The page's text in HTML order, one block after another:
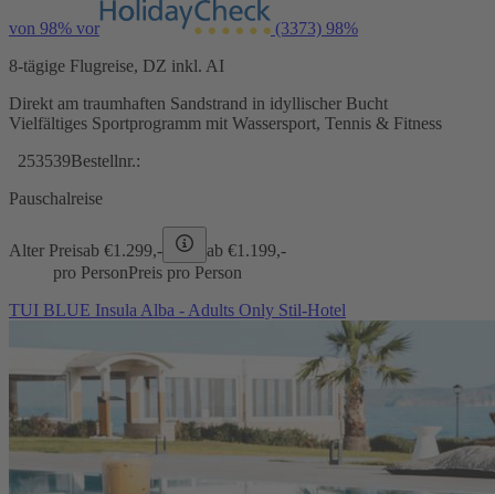
von 98% vor (3373) 98%
8-tägige Flugreise, DZ inkl. AI
Direkt am traumhaften Sandstrand in idyllischer Bucht
Vielfältiges Sportprogramm mit Wassersport, Tennis & Fitness
253539Bestellnr.:
Pauschalreise
Alter Preisab €1.299,- ab €1.199,-
pro PersonPreis pro Person
TUI BLUE Insula Alba - Adults Only Stil-Hotel